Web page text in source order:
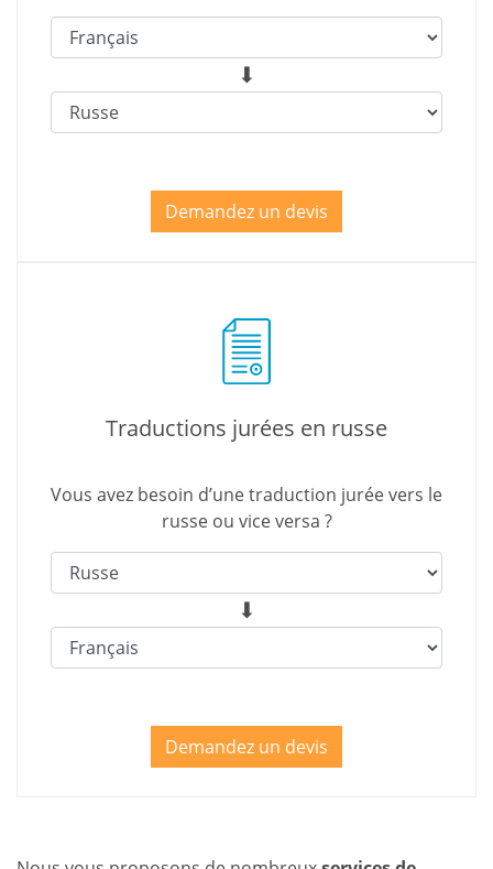
Demandez un devis
Traductions jurées en russe
Vous avez besoin d’une traduction jurée vers le
russe ou vice versa ?
Demandez un devis